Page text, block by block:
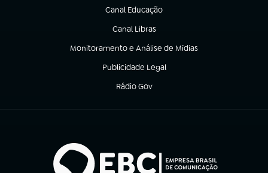
Canal Educação
(abre em nova aba)
Canal Libras
(abre em nova aba)
Monitoramento e Análise de Mídias
(abre em nova aba)
Publicidade Legal
(abre em nova aba)
Rádio Gov
(abre em nova aba)